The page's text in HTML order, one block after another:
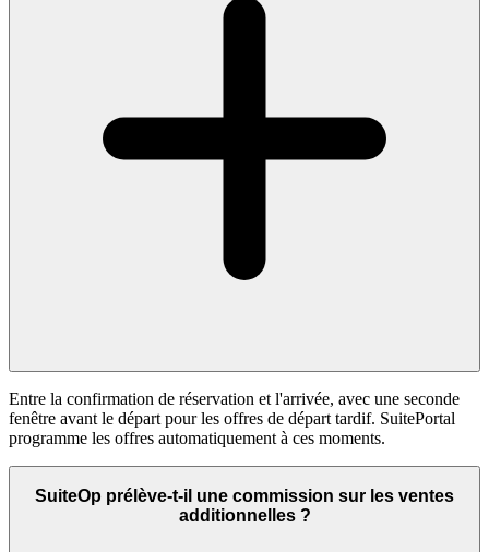
Entre la confirmation de réservation et l'arrivée, avec une seconde
fenêtre avant le départ pour les offres de départ tardif. SuitePortal
programme les offres automatiquement à ces moments.
SuiteOp prélève-t-il une commission sur les ventes
additionnelles ?